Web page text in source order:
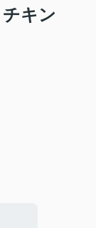
キン